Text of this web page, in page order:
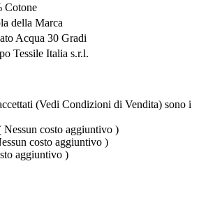
Cotone
della Marca
Acqua 30 Gradi
Tessile Italia s.r.l.
(Vedi Condizioni di Vendita) sono i
costo aggiuntivo )
costo aggiuntivo )
aggiuntivo )